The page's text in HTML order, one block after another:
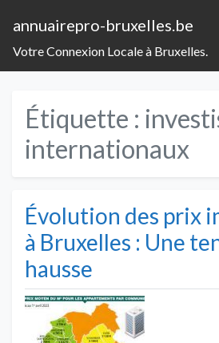
annuairepro-bruxelles.be
Votre Connexion Locale à Bruxelles.
Étiquette :
internationaux
Évolution des prix
à Bruxelles : Une
hausse